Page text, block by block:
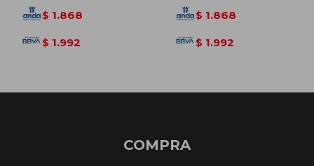
$ 1.868
$ 1.992
$ 1.868
$ 1.992
COMPRA